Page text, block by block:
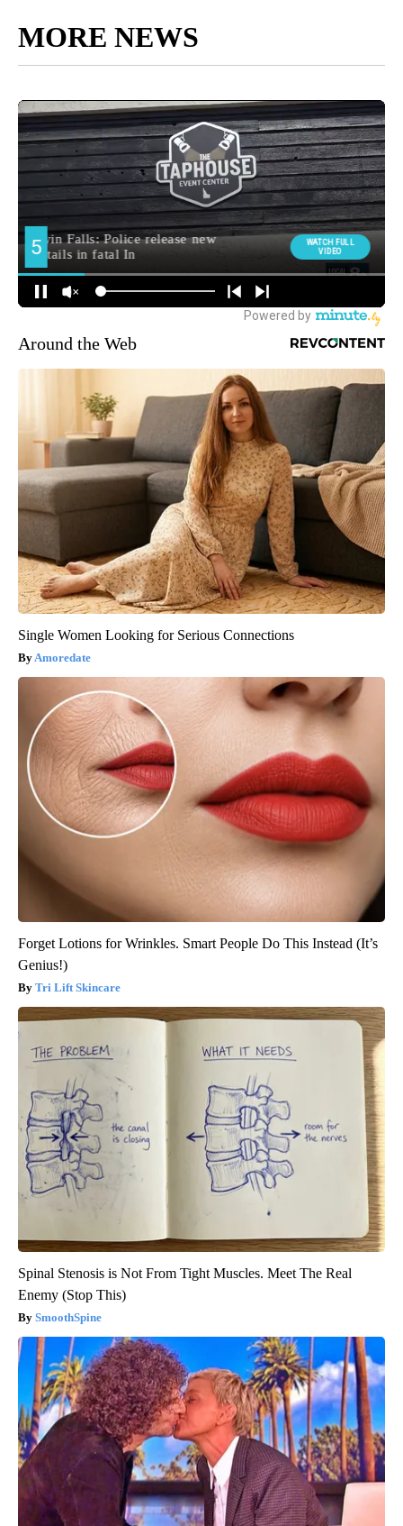
MORE NEWS
Around the Web
Single Women Looking for Serious Connections
Amoredate
Forget Lotions for Wrinkles. Smart People Do This Instead (It’s
Genius!)
Tri Lift Skincare
Spinal Stenosis is Not From Tight Muscles. Meet The Real
Enemy (Stop This)
SmoothSpine